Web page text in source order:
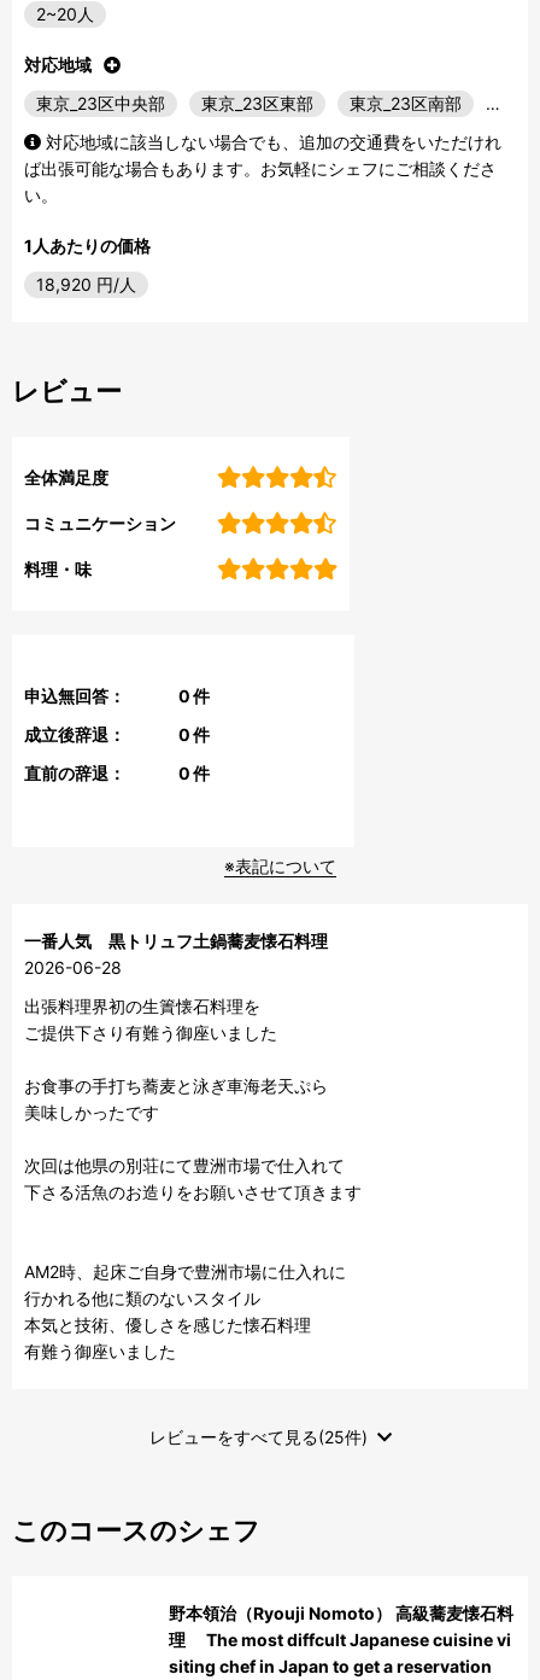
2~20人
対応地域
東京_23区中央部
東京_23区東部 東京_23区南部
…
対応地域に該当しない場合でも、追加の交通費をいただけれ
ば出張可能な場合もあります。お気軽にシェフにご相談くださ
い。
1人あたりの価格
18,920 円/人
レビュー
全体満足度
コミュニケーション
料理・味
申込無回答： 0件
成立後辞退：
0件
直前の辞退：
0件
※表記について
一番人気 黒トリュフ土鍋蕎麦懐石料理
2026-06-28
出張料理界初の生簀懐石料理を
ご提供下さり有難う御座いました
お食事の手打ち蕎麦と泳ぎ車海老天ぷら
美味しかったです
次回は他県の別荘にて豊洲市場で仕入れて
下さる活魚のお造りをお願いさせて頂きます
AM2時、起床ご自身で豊洲市場に仕入れに
行かれる他に類のないスタイル
本気と技術、優しさを感じた懐石料理
有難う御座いました
レビューをすべて見る(25件)
このコースのシェフ
野本領治（Ryouji Nomoto） 高級蕎麦懐石料
理 The most diffcult Japanese cuisine vi
siting chef in Japan to get a reservation